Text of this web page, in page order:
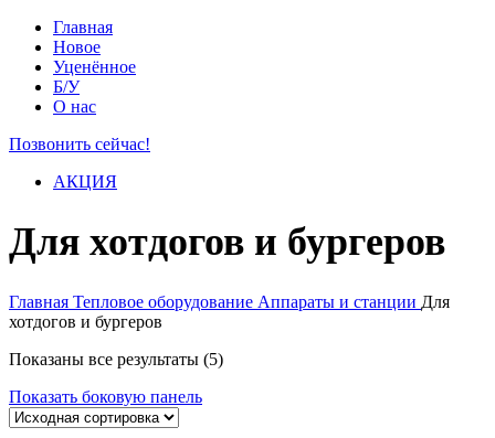
Главная
Новое
Уценённое
Б/У
О нас
Позвонить сейчас!
АКЦИЯ
Для хотдогов и бургеров
Главная Тепловое оборудование Аппараты и станции Для
хотдогов и бургеров
Показаны все результаты (5)
Показать боковую панель